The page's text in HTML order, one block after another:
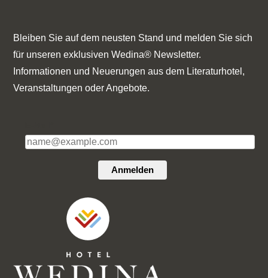
Bleiben Sie auf dem neusten Stand und melden Sie sich
für unseren exklusiven Wedina® Newsletter.
Informationen und Neuerungen aus dem Literaturhotel,
Veranstaltungen oder Angebote.
Anmelden